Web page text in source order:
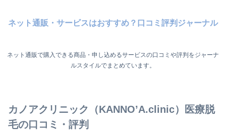
ネット通販・サービスはおすすめ？口コミ評判ジャーナル
ネット通販で購入できる商品・申し込めるサービスの口コミや評判をジャーナ
ルスタイルでまとめています。
カノアクリニック（KANNO’A.clinic）医療脱
毛の口コミ・評判